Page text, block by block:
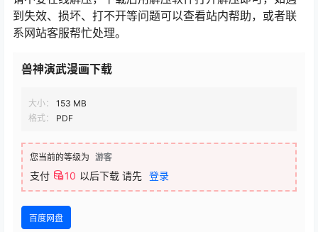
到失效、损坏、打不开等问题可以查看站内帮助，或者联
系网站客服帮忙处理。
兽神演武漫画下载
大小：
153 MB
格式：
PDF
您当前的等级为 游客
支付 10 以后下载 请先 登录
百度网盘